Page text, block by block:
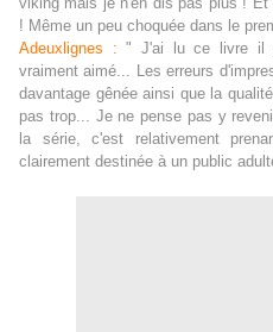
! Même un peu choquée dans le
Adeuxlignes : " J'ai lu ce livre il
vraiment aimé... Les erreurs
davantage gênée ainsi que la
pas trop... Je ne pense pas y
la série, c'est relativement
clairement destinée à un public